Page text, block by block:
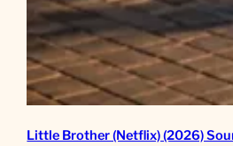
Little Brother (Netflix) (2026)